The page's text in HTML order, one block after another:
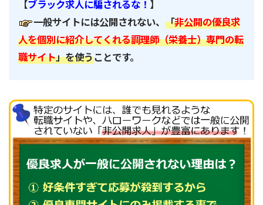
【ブラック求人に騙されるな！ 】
一般サイトには公開されない、「非公開の優良求
人を個別に紹介してくれる調理師（栄養士）専門の転
職サイト」を使うことです。